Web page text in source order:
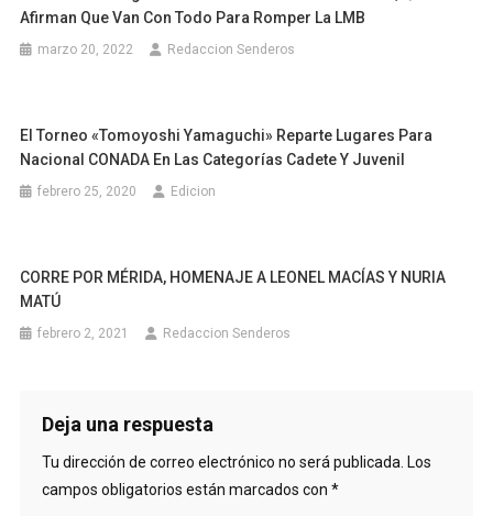
Afirman Que Van Con Todo Para Romper La LMB
marzo 20, 2022 Redaccion Senderos
El Torneo «Tomoyoshi Yamaguchi» Reparte Lugares Para
Nacional CONADA En Las Categorías Cadete Y Juvenil
febrero 25, 2020 Edicion
CORRE POR MÉRIDA, HOMENAJE A LEONEL MACÍAS Y NURIA
MATÚ
febrero 2, 2021 Redaccion Senderos
Deja una respuesta
Tu dirección de correo electrónico no será publicada. Los
campos obligatorios están marcados con *